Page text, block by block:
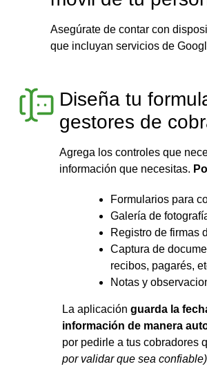
Asegúrate de contar con
que incluyan servicios de
Diseña tu
gestores de
Agrega los controles que
información que necesitas.
Formularios para
Galería de
Registro de firmas
Captura de
recibos, pagarés,
Notas y
La aplicación guarda la
información de manera
por pedirle a tus cobradores
por validar que sea confiable)